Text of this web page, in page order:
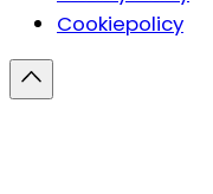
Cookiepolicy